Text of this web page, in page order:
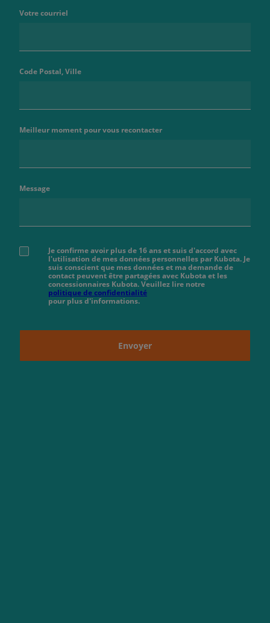
Votre courriel
Code Postal, Ville
Meilleur moment pour vous recontacter
Message
Je confirme avoir plus de 16 ans et suis d'accord avec
l'utilisation de mes données personnelles par Kubota. Je
suis conscient que mes données et ma demande de
contact peuvent être partagées avec Kubota et les
concessionnaires Kubota. Veuillez lire notre
politique de confidentialité
pour plus d'informations.
Envoyer